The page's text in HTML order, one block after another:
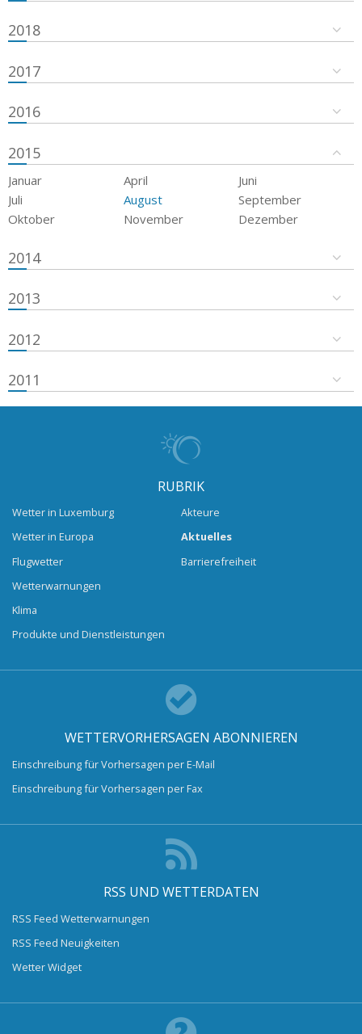
2018
2017
2016
2015
Januar April
Juni
Juli
August
September
Oktober
November Dezember
2014
2013
2012
2011
RUBRIK
Wetter in Luxemburg
Wetter in Europa
Flugwetter
Wetterwarnungen
Klima
Produkte und Dienstleistungen
Akteure
Aktuelles
Barrierefreiheit
WETTERVORHERSAGEN ABONNIEREN
Einschreibung für Vorhersagen per E-Mail
Einschreibung für Vorhersagen per Fax
RSS UND WETTERDATEN
RSS Feed Wetterwarnungen
RSS Feed Neuigkeiten
Wetter Widget